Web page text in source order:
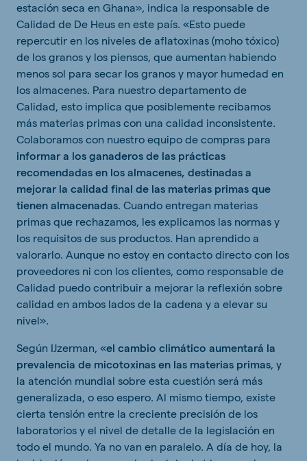
estación seca en Ghana», indica la responsable de
Calidad de De Heus en este país. «Esto puede
repercutir en los niveles de aflatoxinas (moho tóxico)
de los granos y los piensos, que aumentan habiendo
menos sol para secar los granos y mayor humedad en
los almacenes. Para nuestro departamento de
Calidad, esto implica que posiblemente recibamos
más materias primas con una calidad inconsistente.
Colaboramos con nuestro equipo de compras para
informar a los ganaderos de las prácticas
recomendadas en los almacenes, destinadas a
mejorar la calidad final de las materias primas que
tienen almacenadas. Cuando entregan materias
primas que rechazamos, les explicamos las normas y
los requisitos de sus productos. Han aprendido a
valorarlo. Aunque no estoy en contacto directo con los
proveedores ni con los clientes, como responsable de
Calidad puedo contribuir a mejorar la reflexión sobre
calidad en ambos lados de la cadena y a elevar su
nivel».
Según IJzerman, «el cambio climático aumentará la
prevalencia de micotoxinas en las materias primas, y
la atención mundial sobre esta cuestión será más
generalizada, o eso espero. Al mismo tiempo, existe
cierta tensión entre la creciente precisión de los
laboratorios y el nivel de detalle de la legislación en
todo el mundo. Ya no van en paralelo. A día de hoy, la